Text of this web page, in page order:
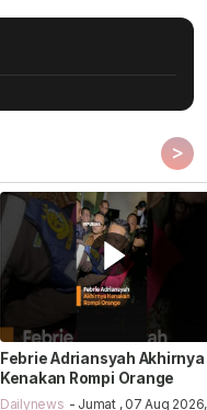
>
Febrie Adriansyah Akhirnya
Kenakan Rompi Orange
Dailynews - Jumat , 07 Aug 2026,